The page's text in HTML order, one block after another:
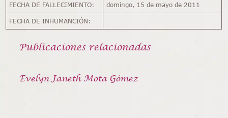
FECHA DE FALLECIMIENTO: domingo, 15 de mayo de 2011
FECHA DE INHUMANCIÓN:
Publicaciones relacionadas
Evelyn Janeth Mota Gómez